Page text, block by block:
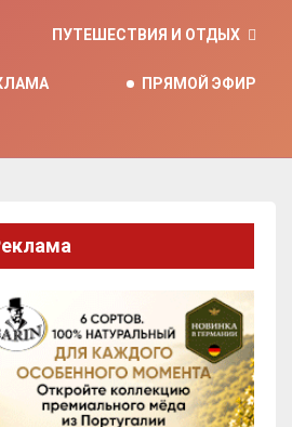
ПУТЕШЕСТВИЯ И ОТДЫХ
ПРЯМОЙ ЭФИР